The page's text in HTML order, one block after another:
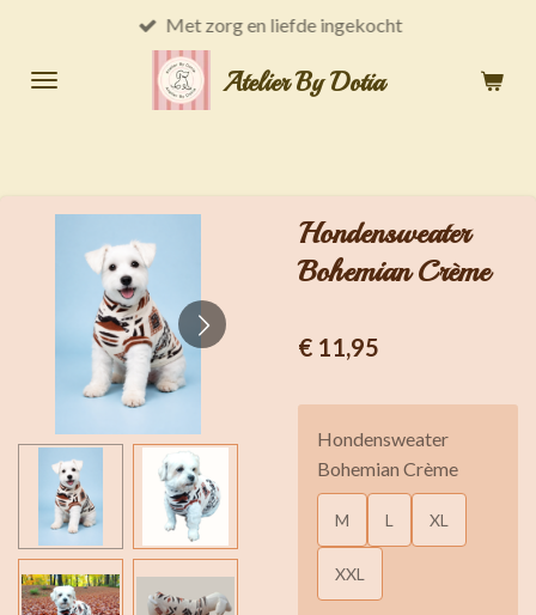
naar
Atelier By Dotia
Met zorg en liefde ingekocht
Hondensweater
Bohemian Crème
€ 11,95
Hondensweater
Bohemian Crème
M L XL
XXL